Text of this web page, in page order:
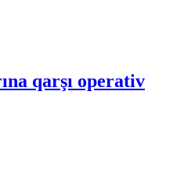
qarşı operativ